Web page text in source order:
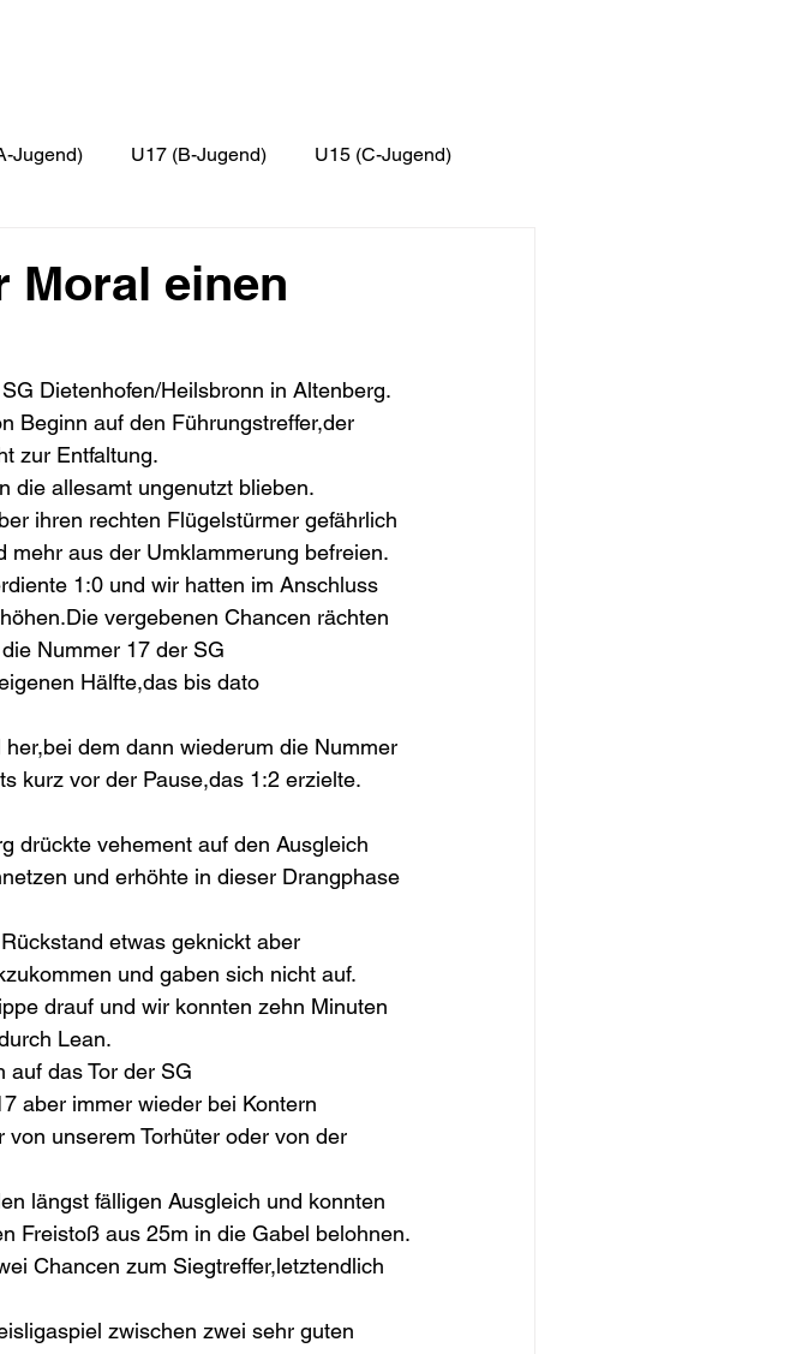
Jugend) U17 (B-Jugend) U15 (C-Jugend)
Moral einen
Dietenhofen/Heilsbronn in Altenberg.
Beginn auf den Führungstreffer,der
zur Entfaltung.
die allesamt ungenutzt blieben.
ihren rechten Flügelstürmer gefährlich
mehr aus der Umklammerung befreien.
1:0 und wir hatten im Anschluss
vergebenen Chancen rächten
Nummer 17 der SG
Hälfte,das bis dato
dem dann wiederum die Nummer
kurz vor der Pause,das 1:2 erzielte.
drückte vehement auf den Ausgleich
und erhöhte in dieser Drangphase
etwas geknickt aber
und gaben sich nicht auf.
drauf und wir konnten zehn Minuten
Lean.
auf das Tor der SG
aber immer wieder bei Kontern
unserem Torhüter oder von der
längst fälligen Ausgleich und konnten
Freistoß aus 25m in die Gabel belohnen.
Chancen zum Siegtreffer,letztendlich
zwischen zwei sehr guten